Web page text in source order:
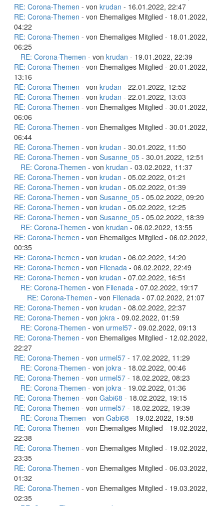
RE: Corona-Themen - von krudan - 16.01.2022, 22:47
RE: Corona-Themen - von Ehemaliges Mitglied - 18.01.2022,
04:22
RE: Corona-Themen - von Ehemaliges Mitglied - 18.01.2022,
06:25
RE: Corona-Themen - von krudan - 19.01.2022, 22:39
RE: Corona-Themen - von Ehemaliges Mitglied - 20.01.2022,
13:16
RE: Corona-Themen - von krudan - 22.01.2022, 12:52
RE: Corona-Themen - von krudan - 22.01.2022, 13:03
RE: Corona-Themen - von Ehemaliges Mitglied - 30.01.2022,
06:06
RE: Corona-Themen - von Ehemaliges Mitglied - 30.01.2022,
06:44
RE: Corona-Themen - von krudan - 30.01.2022, 11:50
RE: Corona-Themen - von Susanne_05 - 30.01.2022, 12:51
RE: Corona-Themen - von krudan - 03.02.2022, 11:37
RE: Corona-Themen - von krudan - 05.02.2022, 01:21
RE: Corona-Themen - von krudan - 05.02.2022, 01:39
RE: Corona-Themen - von Susanne_05 - 05.02.2022, 09:20
RE: Corona-Themen - von krudan - 05.02.2022, 12:25
RE: Corona-Themen - von Susanne_05 - 05.02.2022, 18:39
RE: Corona-Themen - von krudan - 06.02.2022, 13:55
RE: Corona-Themen - von Ehemaliges Mitglied - 06.02.2022,
00:35
RE: Corona-Themen - von krudan - 06.02.2022, 14:20
RE: Corona-Themen - von Filenada - 06.02.2022, 22:49
RE: Corona-Themen - von krudan - 07.02.2022, 16:51
RE: Corona-Themen - von Filenada - 07.02.2022, 19:17
RE: Corona-Themen - von Filenada - 07.02.2022, 21:07
RE: Corona-Themen - von krudan - 08.02.2022, 22:37
RE: Corona-Themen - von jokra - 09.02.2022, 01:59
RE: Corona-Themen - von urmel57 - 09.02.2022, 09:13
RE: Corona-Themen - von Ehemaliges Mitglied - 12.02.2022,
22:27
RE: Corona-Themen - von urmel57 - 17.02.2022, 11:29
RE: Corona-Themen - von jokra - 18.02.2022, 00:46
RE: Corona-Themen - von urmel57 - 18.02.2022, 08:23
RE: Corona-Themen - von jokra - 19.02.2022, 01:36
RE: Corona-Themen - von Gabi68 - 18.02.2022, 19:15
RE: Corona-Themen - von urmel57 - 18.02.2022, 19:39
RE: Corona-Themen - von Gabi68 - 19.02.2022, 19:58
RE: Corona-Themen - von Ehemaliges Mitglied - 19.02.2022,
22:38
RE: Corona-Themen - von Ehemaliges Mitglied - 19.02.2022,
23:35
RE: Corona-Themen - von Ehemaliges Mitglied - 06.03.2022,
01:32
RE: Corona-Themen - von Ehemaliges Mitglied - 19.03.2022,
02:35